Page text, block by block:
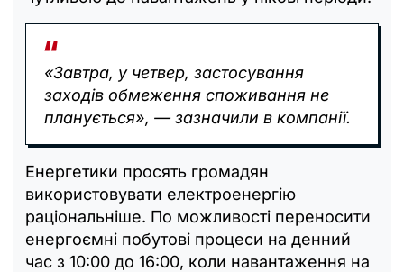
«Завтра, у четвер, застосування
заходів обмеження споживання не
планується», — зазначили в компанії.
Енергетики просять громадян
використовувати електроенергію
раціональніше. По можливості переносити
енергоємні побутові процеси на денний
час з 10:00 до 16:00, коли навантаження на